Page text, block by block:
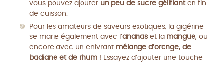
vous pouvez ajouter un peu de sucre gélifianten fin
de cuisson.
Pour les amateurs de saveurs exotiques, la gigérine
se marie également avec l’ananas et la mangue, ou
encore avec un enivrant mélange d’orange, de
badiane et de rhum ! Essayez d’ajouter une touche